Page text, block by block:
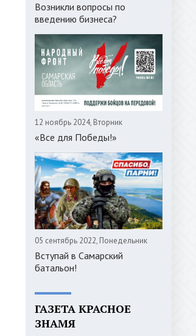
Возникли вопросы по
введению бизнеса?
12 ноябрь 2024, Вторник
«Все для Победы!»
05 сентябрь 2022, Понедельник
Вступай в Самарский
батальон!
ГАЗЕТА КРАСНОЕ
ЗНАМЯ